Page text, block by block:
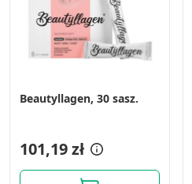
Beautyllagen, 30 sasz.
101,19 zł